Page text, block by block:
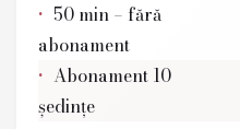
50 min – fără
abonament
Abonament 10
ședințe